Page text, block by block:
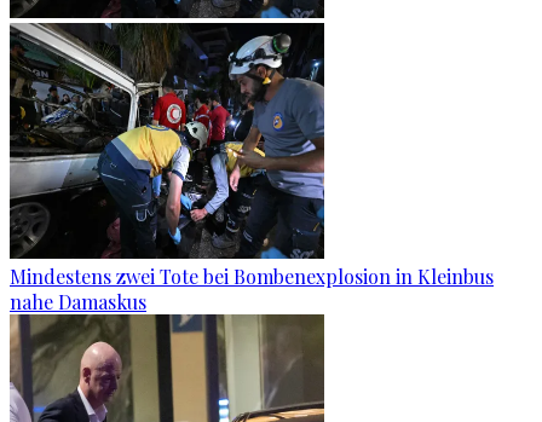
Mindestens zwei Tote bei Bombenexplosion in Kleinbus
nahe Damaskus